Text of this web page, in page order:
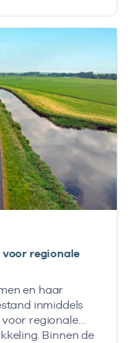
voor regionale
en haar
inmiddels
regionale
Binnen de